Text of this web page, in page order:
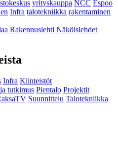
yrityskauppa NCC Espoo
Infra talotekniikka rakentaminen
Rakennuslehti Näköislehdet
Infra Kiinteistöt
tutkimus Pientalo Projektit
Suunnittelu Talotekniikka